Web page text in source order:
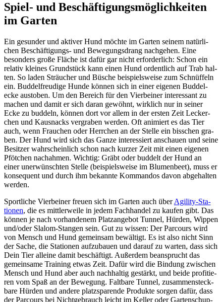
Spiel- und Beschäf­ti­gungs­mög­lich­kei­ten
im Gar­ten
Ein gesun­der und akti­ver Hund möch­te im Gar­ten sei­nem natür­li­
chen Beschäf­ti­gungs- und Bewe­gungs­drang nach­ge­hen. Eine
beson­ders gro­ße Flä­che ist dafür gar nicht erfor­der­lich: Schon ein
rela­tiv klei­nes Grund­stück kann einen Hund ordent­lich auf Trab hal­
ten. So laden Sträu­cher und Büsche bei­spiels­wei­se zum Schnüf­feln
ein. Bud­del­freu­di­ge Hun­de kön­nen sich in einer eige­nen Bud­del­
ecke aus­to­ben. Um den Bereich für den Vier­bei­ner inter­es­sant zu
machen und damit er sich dar­an gewöhnt, wirk­lich nur in sei­ner
Ecke zu bud­deln, kön­nen dort vor allem in der ers­ten Zeit Lecker­
chen und Kaus­nacks ver­gra­ben wer­den. Oft ani­miert es das Tier
auch, wenn Frau­chen oder Herr­chen an der Stel­le ein biss­chen gra­
ben. Der Hund wird sich das Gan­ze inter­es­siert anschau­en und sei­ne
Besit­zer wahr­schein­lich schon nach kur­zer Zeit mit einen eige­nen
Pföt­chen nach­ah­men. Wich­tig: Gräbt oder bud­delt der Hund an
einer uner­wünsch­ten Stel­le (bei­spiels­wei­se im Blu­men­beet), muss er
kon­se­quent und durch ihm bekann­te Kom­man­dos davon abge­hal­ten
wer­den.
Sport­li­che Vier­bei­ner freu­en sich im Gar­ten auch überAgi­li­ty-Sta­
tio­nen, die es mitt­ler­wei­le in jedem Fach­han­del zu kau­fen gibt. Das
kön­nen je nach vor­han­de­nem Platz­an­ge­bot Tun­nel, Hür­den, Wip­pen
und/oder Sla­lom-Stan­gen sein. Gut zu wis­sen: Der Par­cours wird
von Mensch und Hund gemein­sam bewäl­tigt. Es ist also nicht Sinn
der Sache, die Sta­tio­nen auf­zu­bau­en und dar­auf zu war­ten, dass sich
Dein Tier allei­ne damit beschäf­tigt. Außer­dem bean­sprucht das
gemein­sa­me Trai­ning etwas Zeit. Dafür wird die Bin­dung zwi­schen
Mensch und Hund aber auch nach­hal­tig gestärkt, und bei­de pro­fi­tie­
ren vom Spaß an der Bewe­gung. Falt­ba­re Tun­nel, zusam­men­steck­
ba­re Hür­den und ande­re platz­spa­ren­de Pro­duk­te sor­gen dafür, dass
der Par­cours bei Nicht­ge­brauch leicht im Kel­ler oder Gar­ten­schup­